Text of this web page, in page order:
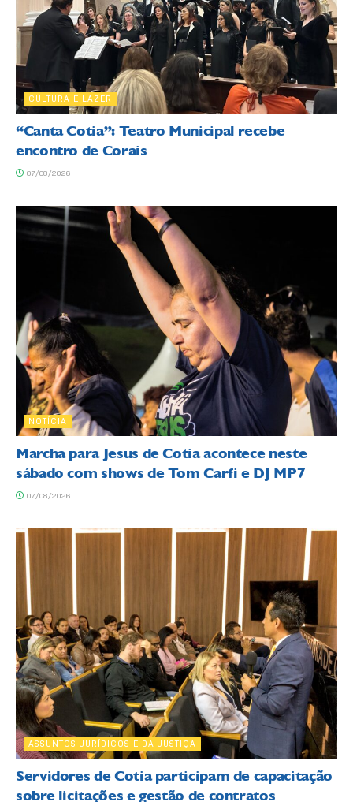
CULTURA E LAZER
“Canta Cotia”: Teatro Municipal recebe
encontro de Corais
07/08/2026
NOTÍCIA
Marcha para Jesus de Cotia acontece neste
sábado com shows de Tom Carfi e DJ MP7
07/08/2026
ASSUNTOS JURÍDICOS E DA JUSTIÇA
Servidores de Cotia participam de capacitação
sobre licitações e gestão de contratos